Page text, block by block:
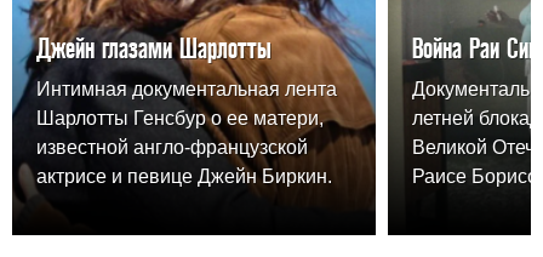
Джейн глазами Шарлотты
Интимная документальная лента
Шарлотты Генсбур о ее матери,
известной англо-французской
актрисе и певице Джейн Биркин.
Война Раи
летней
Великой
Раисе